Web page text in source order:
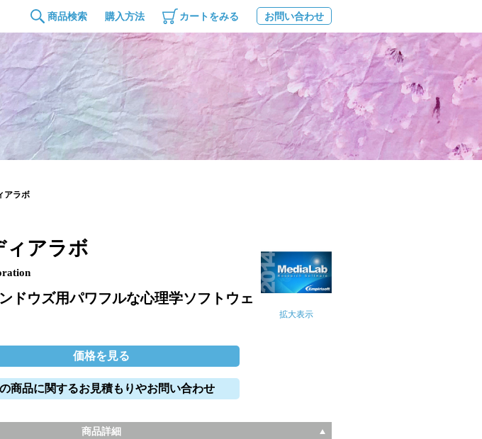
商品検索 購入方法 カートをみる お問い合わせ
アラボ
拡大表示
ィアラボ
ドウズ用パワフルな心理学ソフトウェ
価格を見る
商品に関するお見積もりやお問い合わせ
商品詳細